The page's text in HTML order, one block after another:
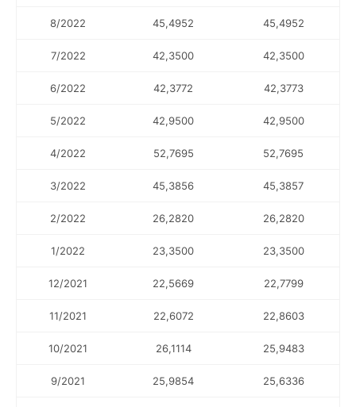
8/2022 45,4952 45,4952
7/2022 42,3500 42,3500
6/2022 42,3772 42,3773
5/2022 42,9500 42,9500
4/2022 52,7695 52,7695
3/2022 45,3856 45,3857
2/2022 26,2820 26,2820
1/2022 23,3500 23,3500
12/2021 22,5669 22,7799
11/2021 22,6072 22,8603
10/2021 26,1114 25,9483
9/2021 25,9854 25,6336